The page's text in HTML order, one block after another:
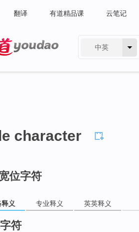
翻译 有道精品课 云笔记
中英
character
位字符
释义 专业释义 英英释义
符